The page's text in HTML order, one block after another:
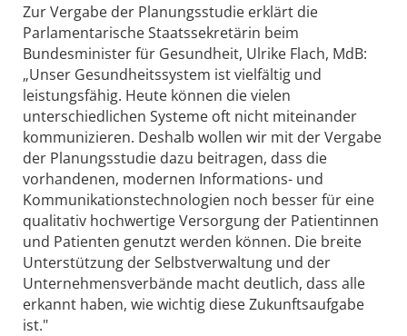
Zur Vergabe der Planungsstudie erklärt die
Parlamentarische Staatssekretärin beim
Bundesminister für Gesundheit, Ulrike Flach, MdB:
„Unser Gesundheitssystem ist vielfältig und
leistungsfähig. Heute können die vielen
unterschiedlichen Systeme oft nicht miteinander
kommunizieren. Deshalb wollen wir mit der Vergabe
der Planungsstudie dazu beitragen, dass die
vorhandenen, modernen Informations- und
Kommunikationstechnologien noch besser für eine
qualitativ hochwertige Versorgung der Patientinnen
und Patienten genutzt werden können. Die breite
Unterstützung der Selbstverwaltung und der
Unternehmensverbände macht deutlich, dass alle
erkannt haben, wie wichtig diese Zukunftsaufgabe
ist."